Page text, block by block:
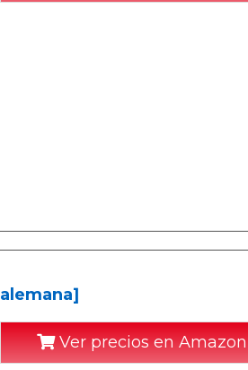
Ver precios en Amazon